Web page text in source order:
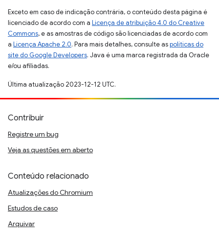
Exceto em caso de indicação contrária, o conteúdo desta página é
licenciado de acordo com a Licença de atribuição 4.0 do Creative
Commons, e as amostras de código são licenciadas de acordo com
a Licença Apache 2.0. Para mais detalhes, consulte aspolíticas do
site do Google Developers. Java é uma marca registrada da Oracle
e/ou afiliadas.
Última atualização 2023-12-12 UTC.
Contribuir
Registre um bug
Veja as questões em aberto
Conteúdo relacionado
Atualizações do Chromium
Estudos de caso
Arquivar